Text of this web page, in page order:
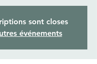
sont closes
événements